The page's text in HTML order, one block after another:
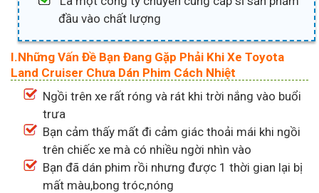
đầu vào chất lượng
I.Những Vấn Đề Bạn Đang Gặp Phải Khi Xe Toyota
Land Cruiser Chưa Dán Phim Cách Nhiệt
Ngồi trên xe rất róng và rát khi trời nắng vào buổi
trưa
Bạn cảm thấy mất đi cảm giác thoải mái khi ngồi
trên chiếc xe mà có nhiều ngời nhìn vào
Bạn đã dán phim rồi nhưng được 1 thời gian lại bị
mất màu,bong tróc,nóng